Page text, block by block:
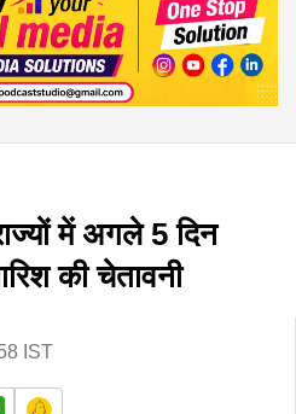
में अगले 5 दिन
की चेतावनी
IST